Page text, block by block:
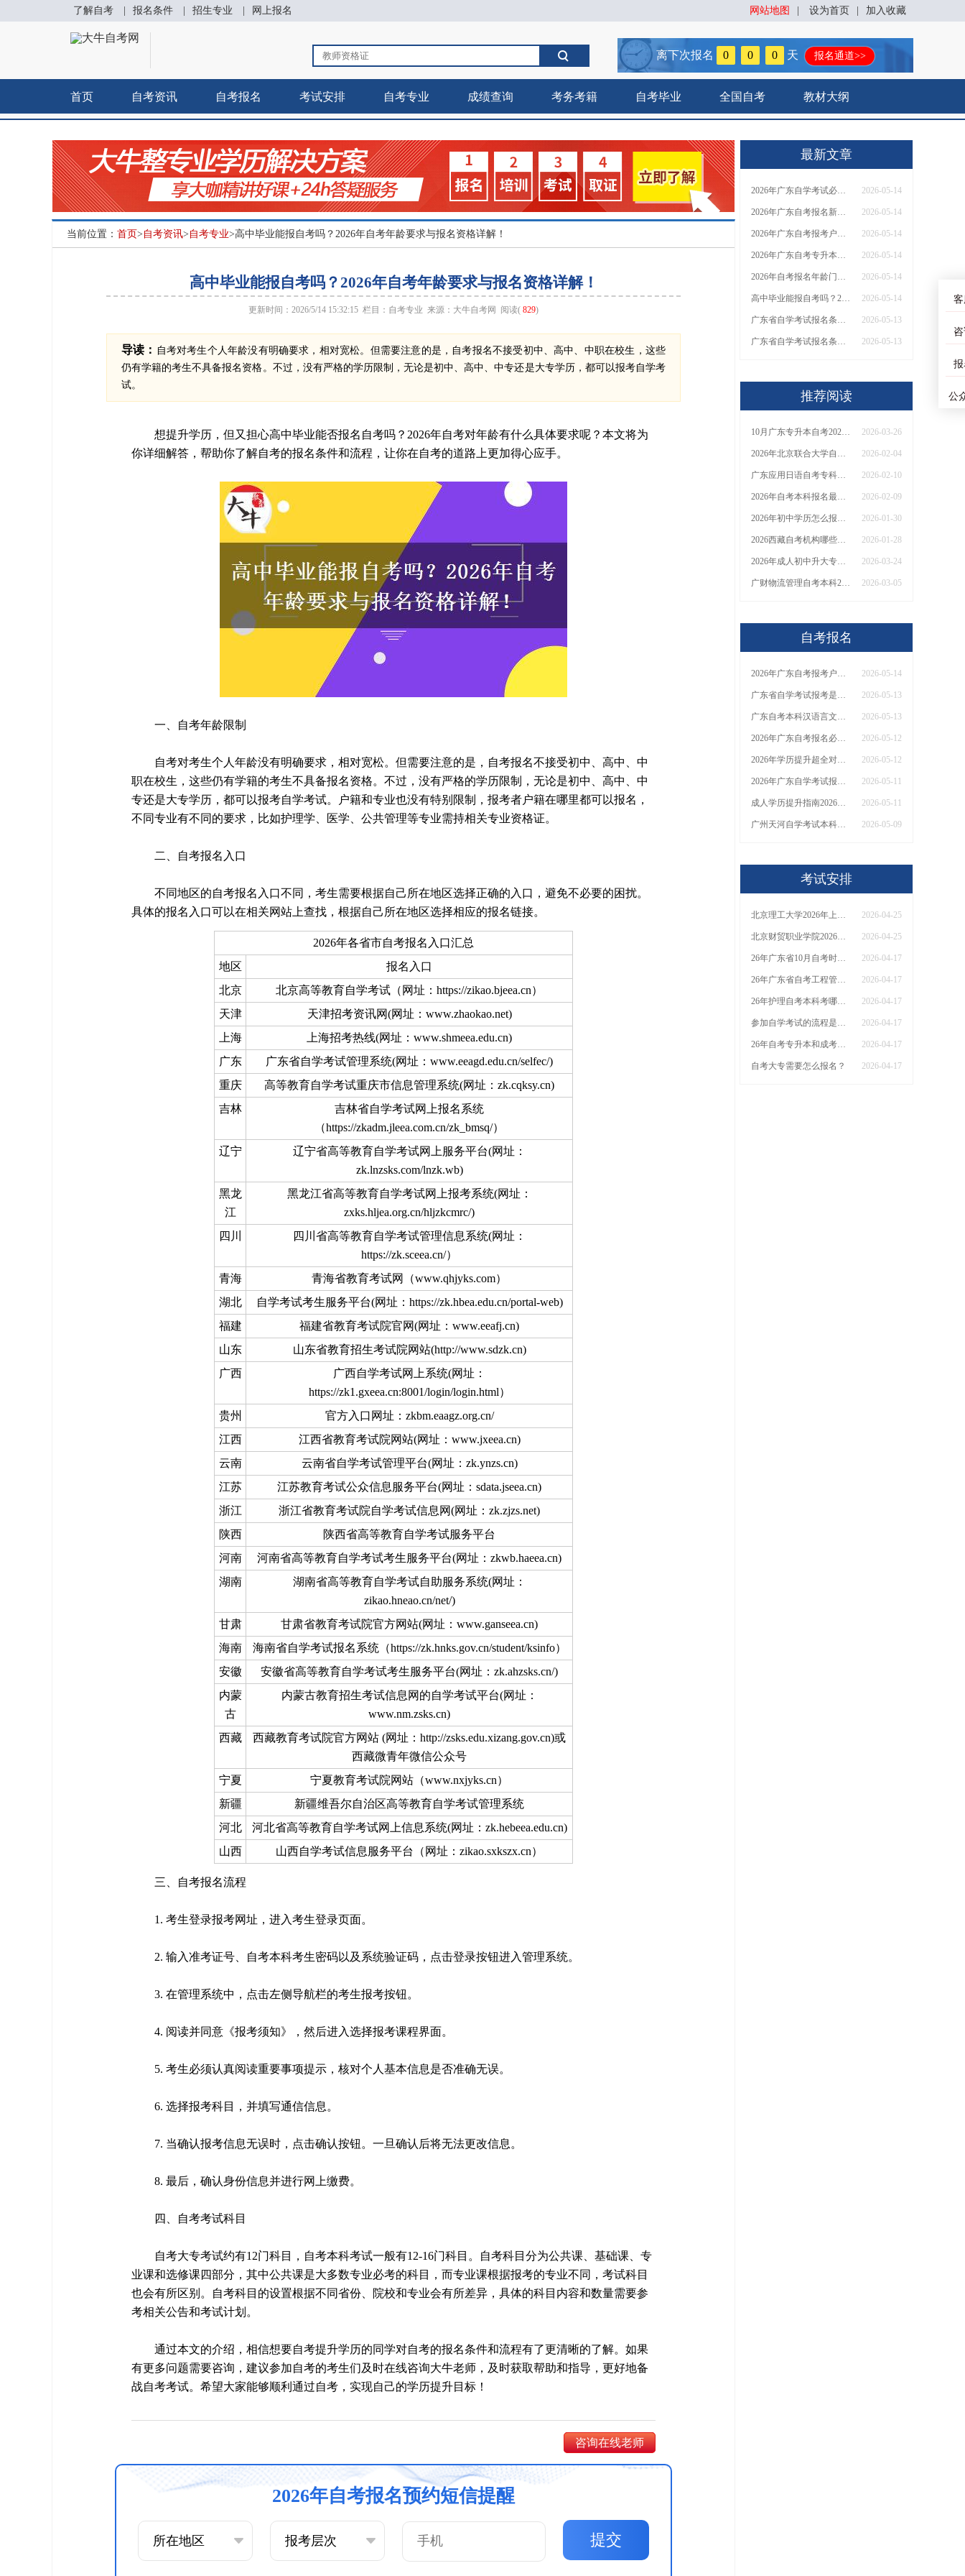
了解自考 报名条件 招生专业 网上报名 网站地图 设为首页 加入收藏
离下次报名 0 0 0 天 报名通道>>
首页 自考资讯 自考报名 考试安排 自考专业 成绩查询 考务考籍 自考毕业 全国自考 教材大纲
当前位置： 首页> 自考资讯> 自考专业>高中毕业能报自考吗？2026年自考年龄要求与报名资格详解！
高中毕业能报自考吗？2026年自考年龄要求与报名资格详解！
更新时间：2026/5/14 15:32:15 栏目： 自考专业 来源： 大牛自考网 阅读( 829)
导读： 自考对考生个人年龄没有明确要求，相对宽松。但需要注意的是，自考报名不接受初中、高中、中职在校生，这些
仍有学籍的考生不具备报名资格。不过，没有严格的学历限制，无论是初中、高中、中专还是大专学历，都可以报考自学考
试。
想提升学历，但又担心高中毕业能否报名自考吗？2026年自考对年龄有什么具体要求呢？本文将为
你详细解答，帮助你了解自考的报名条件和流程，让你在自考的道路上更加得心应手。
一、自考年龄限制
自考对考生个人年龄没有明确要求，相对宽松。但需要注意的是，自考报名不接受初中、高中、中
职在校生，这些仍有学籍的考生不具备报名资格。不过，没有严格的学历限制，无论是初中、高中、中
专还是大专学历，都可以报考自学考试。户籍和专业也没有特别限制，报考者户籍在哪里都可以报名，
不同专业有不同的要求，比如护理学、医学、公共管理等专业需持相关专业资格证。
二、自考报名入口
不同地区的自考报名入口不同，考生需要根据自己所在地区选择正确的入口，避免不必要的困扰。
具体的报名入口可以在相关网站上查找，根据自己所在地区选择相应的报名链接。
2026年各省市自考报名入口汇总
地区
报名入口
北京
北京高等教育自学考试（网址：https://zikao.bjeea.cn）
天津
天津招考资讯网(网址：www.zhaokao.net)
上海
上海招考热线(网址：www.shmeea.edu.cn)
广东
广东省自学考试管理系统(网址：www.eeagd.edu.cn/selfec/)
重庆
高等教育自学考试重庆市信息管理系统(网址：zk.cqksy.cn)
吉林
吉林省自学考试网上报名系统
（https://zkadm.jleea.com.cn/zk_bmsq/）
辽宁
辽宁省高等教育自学考试网上服务平台(网址：
zk.lnzsks.com/lnzk.wb)
黑龙
江
黑龙江省高等教育自学考试网上报考系统(网址：
zxks.hljea.org.cn/hljzkcmrc/)
四川
四川省高等教育自学考试管理信息系统(网址：
https://zk.sceea.cn/）
青海
青海省教育考试网（www.qhjyks.com）
湖北
自学考试考生服务平台(网址：https://zk.hbea.edu.cn/portal-web)
福建
福建省教育考试院官网(网址：www.eeafj.cn)
山东
山东省教育招生考试院网站(http://www.sdzk.cn)
广西
广西自学考试网上系统(网址：
https://zk1.gxeea.cn:8001/login/login.html）
贵州
官方入口网址：zkbm.eaagz.org.cn/
江西
江西省教育考试院网站(网址：www.jxeea.cn)
云南
云南省自学考试管理平台(网址：zk.ynzs.cn)
江苏
江苏教育考试公众信息服务平台(网址：sdata.jseea.cn)
浙江
浙江省教育考试院自学考试信息网(网址：zk.zjzs.net)
陕西
陕西省高等教育自学考试服务平台
河南
河南省高等教育自学考试考生服务平台(网址：zkwb.haeea.cn)
湖南
湖南省高等教育自学考试自助服务系统(网址：
zikao.hneao.cn/net/)
甘肃
甘肃省教育考试院官方网站(网址：www.ganseea.cn)
海南
海南省自学考试报名系统（https://zk.hnks.gov.cn/student/ksinfo）
安徽
安徽省高等教育自学考试考生服务平台(网址：zk.ahzsks.cn/)
内蒙
古
内蒙古教育招生考试信息网的自学考试平台(网址：
www.nm.zsks.cn)
西藏
西藏教育考试院官方网站 (网址：http://zsks.edu.xizang.gov.cn)或
西藏微青年微信公众号
宁夏
宁夏教育考试院网站（www.nxjyks.cn）
新疆
新疆维吾尔自治区高等教育自学考试管理系统
河北
河北省高等教育自学考试网上信息系统(网址：zk.hebeea.edu.cn)
山西
山西自学考试信息服务平台（网址：zikao.sxkszx.cn）
三、自考报名流程
1. 考生登录报考网址，进入考生登录页面。
2. 输入准考证号、自考本科考生密码以及系统验证码，点击登录按钮进入管理系统。
3. 在管理系统中，点击左侧导航栏的考生报考按钮。
4. 阅读并同意《报考须知》，然后进入选择报考课程界面。
5. 考生必须认真阅读重要事项提示，核对个人基本信息是否准确无误。
6. 选择报考科目，并填写通信信息。
7. 当确认报考信息无误时，点击确认按钮。一旦确认后将无法更改信息。
8. 最后，确认身份信息并进行网上缴费。
四、自考考试科目
自考大专考试约有12门科目，自考本科考试一般有12-16门科目。自考科目分为公共课、基础课、专
业课和选修课四部分，其中公共课是大多数专业必考的科目，而专业课根据报考的专业不同，考试科目
也会有所区别。自考科目的设置根据不同省份、院校和专业会有所差异，具体的科目内容和数量需要参
考相关公告和考试计划。
通过本文的介绍，相信想要自考提升学历的同学对自考的报名条件和流程有了更清晰的了解。如果
有更多问题需要咨询，建议参加自考的考生们及时在线咨询大牛老师，及时获取帮助和指导，更好地备
战自考考试。希望大家能够顺利通过自考，实现自己的学历提升目标！
咨询在线老师
2026年自考报名预约短信提醒
提交
最新文章
2026年广东自学考试必看！居住证政策解读与报名资格最新说明 2026-05-14
2026年广东自考报名新规：居住证要求与办理须知全知道！ 2026-05-14
2026年广东自考报考户籍要求详解，异地考生必读！ 2026-05-14
2026年广东自考专升本报考指南：户籍限制与报名条件全面解析！ 2026-05-14
2026年自考报名年龄门槛详解！大一、在职、高龄考生报考指南 2026-05-14
高中毕业能报自考吗？2026年自考年龄要求与报名资格详解！ 2026-05-14
广东省自学考试报名条件必须要居住证吗（最新政策） 2026-05-13
广东省自学考试报名条件必须要居住证吗 2026-05-13
推荐阅读
10月广东专升本自考2026考哪几门 分数线是多少 2026-03-26
2026年北京联合大学自考学前教育专业（本）考试须知：科目+入口+费用 2026-02-04
广东应用日语自考专科（2026）开考课程+报名指南 2026-02-10
2026年自考本科报名最新官网(网址+入口) 2026-02-09
2026年初中学历怎么报名自考？具体流程是什么 2026-01-30
2026西藏自考机构哪些口碑好？ 前十名机构大盘点？ 2026-01-28
2026年成人初中升大专升学方法详解 2026-03-24
广财物流管理自考本科2026怎么报名？附新生报考指南！ 2026-03-05
自考报名
2026年广东自考报考户籍要求详解，异地考生必读！ 2026-05-14
广东省自学考试报考是否要求本地户籍 2026-05-13
广东自考本科汉语言文学考试科目2026 2026-05-13
2026年广东自考报名必看！官方报名平台+官网网址汇总，附登录指引 2026-05-12
2026年学历提升超全对比：成考VS自考VS国开区别详解！附报名指南与避坑要点 2026-05-12
2026年广东自学考试报名入口及流程是啥？怎么报名 2026-05-11
成人学历提升指南2026：成考VS自考Vs国开 2026-05-11
广州天河自学考试本科报名入口及流程2026下 2026-05-09
考试安排
北京理工大学2026年上半年自学考试实践类课程考核安排 2026-04-25
北京财贸职业学院2026年上半年自学考试实践类课程考试安排 2026-04-25
26年广东省10月自考时间是多少 2026-04-17
26年广东省自考工程管理本科科目有哪些课程 2026-04-17
26年护理自考本科考哪几门广东省 2026-04-17
参加自学考试的流程是什么？什么时候能报名 2026-04-17
26年自考专升本和成考专升本哪个更好 2026-04-17
自考大专需要怎么报名？ 2026-04-17
公